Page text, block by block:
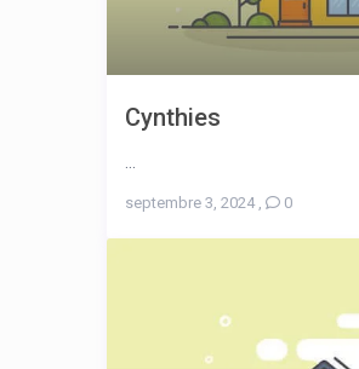
Cynthies
...
septembre 3, 2024, 0